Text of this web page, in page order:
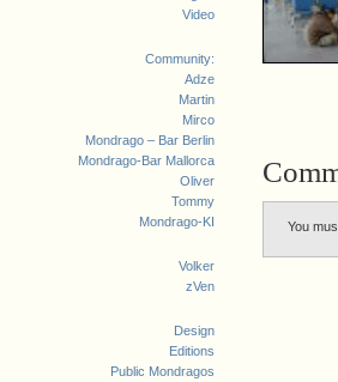
Video
Community:
Adze
Martin
Mirco
Mondrago – Bar Berlin
Mondrago-Bar Mallorca
Oliver
Tommy
Mondrago-KI
Volker
zVen
Design
Editions
Public Mondragos
You